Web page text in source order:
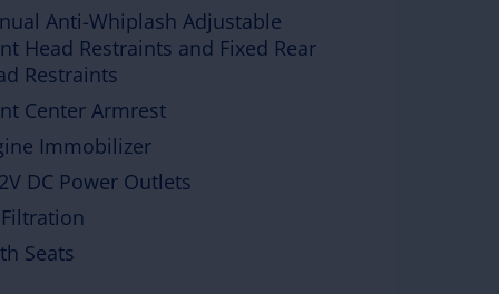
Anti-Whiplash Adjustable
Head Restraints and Fixed Rear
Restraints
Center Armrest
Immobilizer
DC Power Outlets
Seats